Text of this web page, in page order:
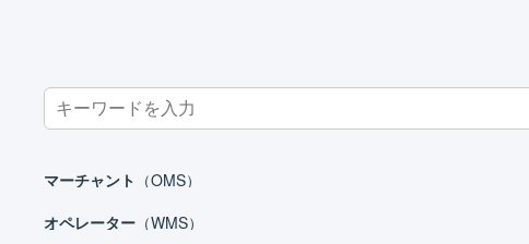
Search
for:
マーチャント （OMS）
オペレーター （WMS）